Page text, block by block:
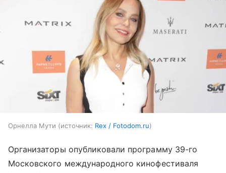
Орнелла Мути источник: Rex / Fotodom.ru
Организаторы опубликовали программу 39-го
Московского международного кинофестиваля